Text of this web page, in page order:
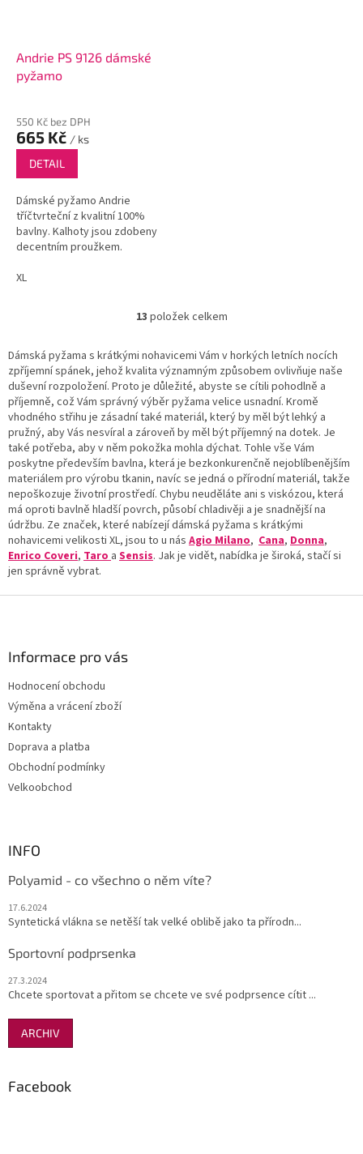
Andrie PS 9126 dámské
pyžamo
550 Kč bez DPH
665 Kč / ks
DETAIL
Dámské pyžamo Andrie
tříčtvrteční z kvalitní 100%
bavlny. Kalhoty jsou zdobeny
decentním proužkem.
XL
O
l
á
d
a
c
í
p
r
v
k
y
v
ý
p
u
13 položek celkem
Dámská pyžama s krátkými nohavicemi Vám v horkých letních nocích
zpříjemní spánek, jehož kvalita významným způsobem ovlivňuje naše
duševní rozpoložení. Proto je důležité, abyste se cítili pohodlně a
příjemně, což Vám správný výběr pyžama velice usnadní. Kromě
vhodného střihu je zásadní také materiál, který by měl být lehký a
pružný, aby Vás nesvíral a zároveň by měl být příjemný na dotek. Je
také potřeba, aby v něm pokožka mohla dýchat. Tohle vše Vám
poskytne především bavlna, která je bezkonkurenčně nejoblíbenějším
materiálem pro výrobu tkanin, navíc se jedná o přírodní materiál, takže
nepoškozuje životní prostředí. Chybu neuděláte ani s viskózou, která
má oproti bavlně hladší povrch, působí chladivěji a je snadnější na
údržbu. Ze značek, které nabízejí dámská pyžama s krátkými
nohavicemi velikosti XL, jsou to u nás Agio Milano, Cana, Donna,
Enrico Coveri, Taro a Sensis. Jak je vidět, nabídka je široká, stačí si
jen správně vybrat.
Informace pro vás
Hodnocení obchodu
Výměna a vrácení zboží
Kontakty
Doprava a platba
Obchodní podmínky
Velkoobchod
INFO
Polyamid - co všechno o něm víte?
17.6.2024
Syntetická vlákna se netěší tak velké oblibě jako ta přírodn...
Sportovní podprsenka
27.3.2024
Chcete sportovat a přitom se chcete ve své podprsence cítit ...
ARCHIV
Facebook